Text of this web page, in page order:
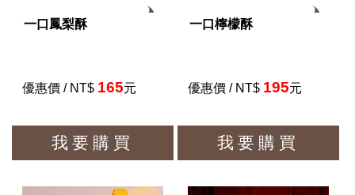
一口鳳梨酥
優惠價 / NT$ 165元
我要購買
一口檸檬酥
優惠價 / NT$ 195元
我要購買